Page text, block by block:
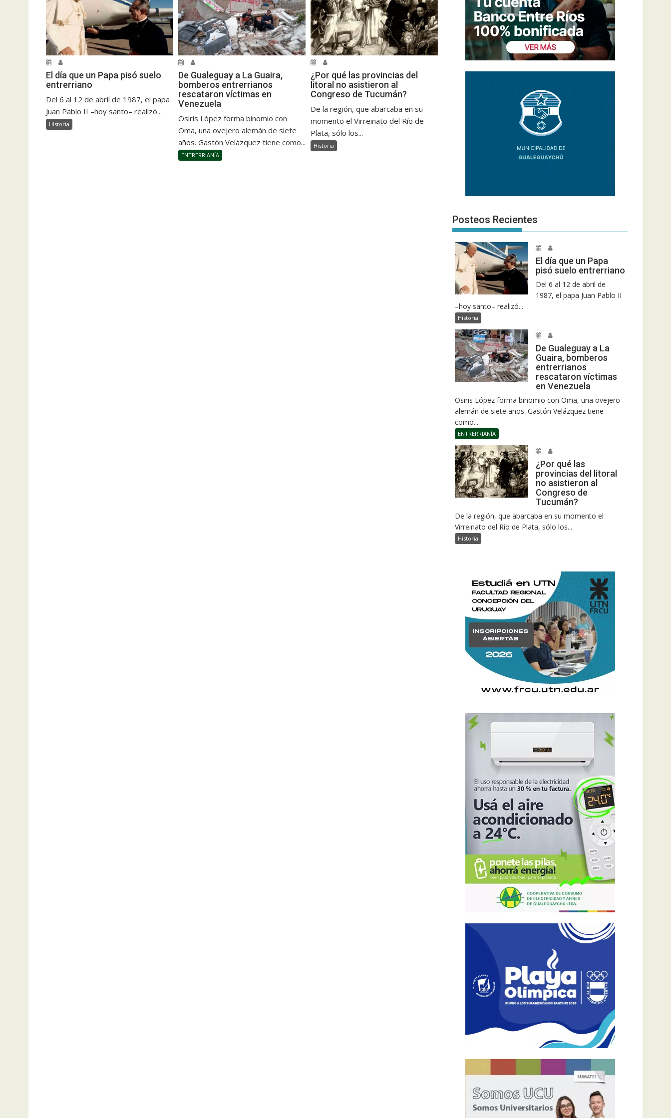
El día que un Papa pisó suelo
entrerriano
Del 6 al 12 de abril de 1987, el papa
Juan Pablo II –hoy santo– realizó...
Historia
De Gualeguay a La Guaira,
bomberos entrerrianos
rescataron víctimas en
Venezuela
Osiris López forma binomio con
Oma, una ovejero alemán de siete
años. Gastón Velázquez tiene como...
ENTRERRIANÍA
¿Por qué las provincias del
litoral no asistieron al
Congreso de Tucumán?
De la región, que abarcaba en su
momento el Virreinato del Río de
Plata, sólo los...
Historia
Posteos Recientes
El día que un Papa
pisó suelo entrerriano
Del 6 al 12 de abril de
1987, el papa Juan Pablo II
–hoy santo– realizó...
Historia
De Gualeguay a La
Guaira, bomberos
entrerrianos
rescataron víctimas
en Venezuela
Osiris López forma binomio con Oma, una ovejero
alemán de siete años. Gastón Velázquez tiene
como...
ENTRERRIANÍA
¿Por qué las
provincias del litoral
no asistieron al
Congreso de
Tucumán?
De la región, que abarcaba en su momento el
Virreinato del Río de Plata, sólo los...
Historia